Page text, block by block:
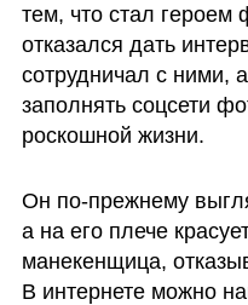
тем, что стал
отказался дать
сотрудничал с ними,
заполнять соцсети
роскошной жизни.
Он по-прежнему
а на его плече
манекенщица,
В интернете можно